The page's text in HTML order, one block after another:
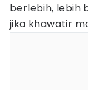
berlebih, lebih
jika khawatir